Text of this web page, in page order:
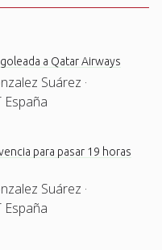
a Qatar Airways
Suárez ·
España
para pasar 19 horas
Suárez ·
España